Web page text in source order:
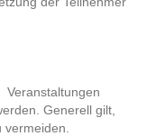
Veranstaltungen
Generell gilt,